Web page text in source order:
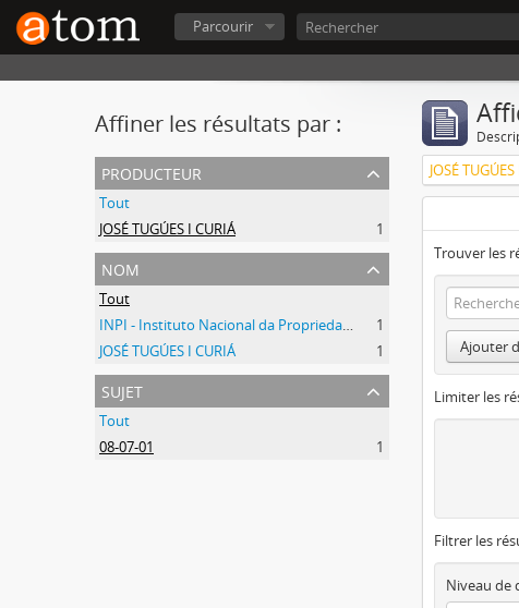
Parcourir
Affiner les résultats par :
producteur
Tout
JOSÉ TUGÚES I CURIÁ
1
nom
Tout
INPI - Instituto Nacional da Propriedade Industrial
1
JOSÉ TUGÚES I CURIÁ
1
sujet
Tout
08-07-01
1
JOSÉ
Trouver les
Ajouter
Limiter les
Filtrer les
Niveau de